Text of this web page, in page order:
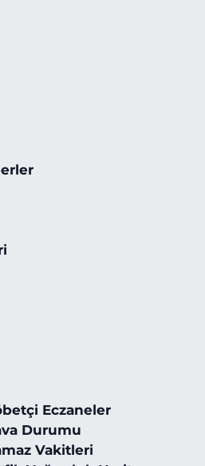
Eczaneler
Durumu
Vakitleri